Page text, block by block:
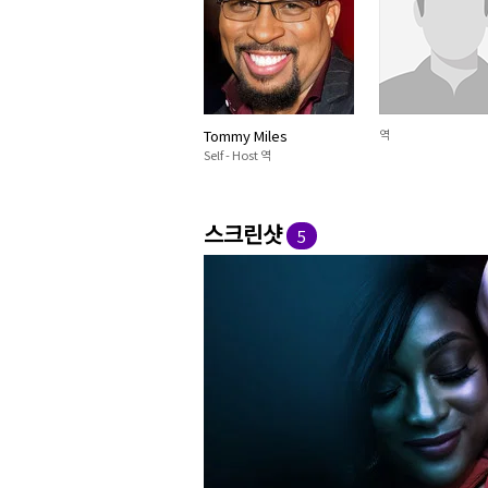
Tommy Miles
Self - Host 역
역
스크린샷 5